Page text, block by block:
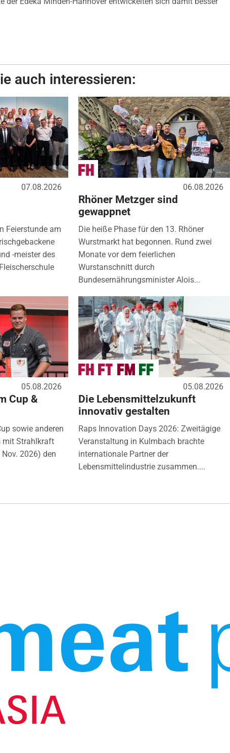
auch interessieren:
07.08.2026
Feierstunde am
-meister des
06.08.2026
Rhöner Metzger sind
gewappnet
Die heiße Phase für den 13. Rhöner
Wurstmarkt hat begonnen. Rund zwei
Monate vor dem feierlichen
Wurstanschnitt durch
Bundesernährungsminister Alois...
05.08.2026
Cup &
sowie anderen
mit Strahlkraft
2026) den
05.08.2026
Die Lebensmittelzukunft
innovativ gestalten
Raps Innovation Days 2026: Zweitägige
Veranstaltung in Kulmbach brachte
internationale Partner der
Lebensmittelindustrie zusammen....